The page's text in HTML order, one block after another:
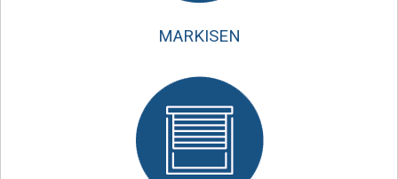
MARKISEN